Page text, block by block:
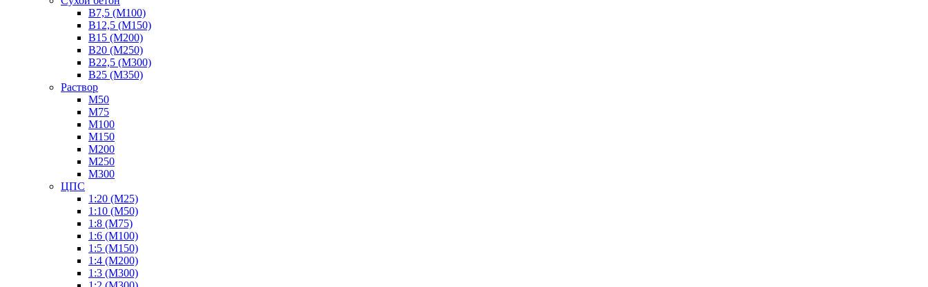
В7,5 (М100)
В12,5 (М150)
В15 (М200)
В20 (М250)
В22,5 (М300)
В25 (М350)
Раствор
М50
М75
М100
М150
М200
М250
М300
ЦПС
1:20 (М25)
1:10 (М50)
1:8 (М75)
1:6 (М100)
1:5 (М150)
1:4 (М200)
1:3 (М300)